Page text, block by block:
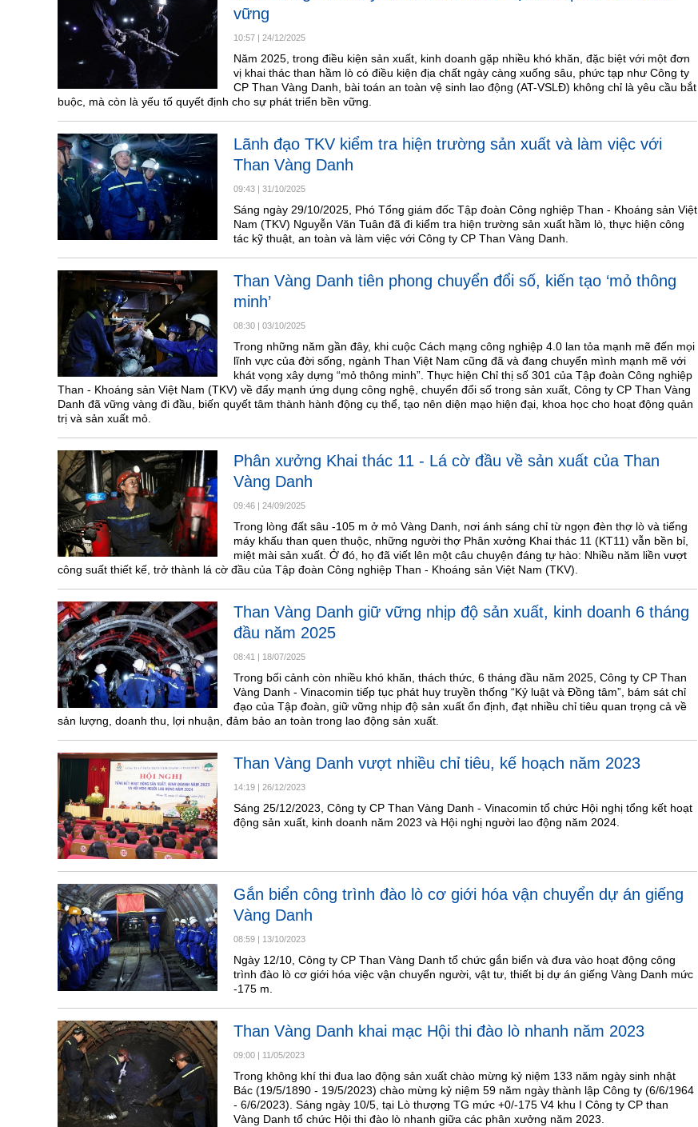
vững
10:57 | 24/12/2025
Năm 2025, trong điều kiện sản xuất, kinh doanh gặp nhiều khó khăn, đặc biệt với một đơn
vị khai thác than hầm lò có điều kiện địa chất ngày càng xuống sâu, phức tạp như Công ty
CP Than Vàng Danh, bài toán an toàn vệ sinh lao động (AT-VSLĐ) không chỉ là yêu cầu bắt
buộc, mà còn là yếu tố quyết định cho sự phát triển bền vững.
Lãnh đạo TKV kiểm tra hiện trường sản xuất và làm việc với
Than Vàng Danh
09:43 | 31/10/2025
Sáng ngày 29/10/2025, Phó Tổng giám đốc Tập đoàn Công nghiệp Than - Khoáng sản Việt
Nam (TKV) Nguyễn Văn Tuân đã đi kiểm tra hiện trường sản xuất hầm lò, thực hiện công
tác kỹ thuật, an toàn và làm việc với Công ty CP Than Vàng Danh.
Than Vàng Danh tiên phong chuyển đổi số, kiến tạo ‘mỏ thông
minh’
08:30 | 03/10/2025
Trong những năm gần đây, khi cuộc Cách mạng công nghiệp 4.0 lan tỏa mạnh mẽ đến mọi
lĩnh vực của đời sống, ngành Than Việt Nam cũng đã và đang chuyển mình mạnh mẽ với
khát vọng xây dựng “mỏ thông minh”. Thực hiện Chỉ thị số 301 của Tập đoàn Công nghiệp
Than - Khoáng sản Việt Nam (TKV) về đẩy mạnh ứng dụng công nghệ, chuyển đổi số trong sản xuất, Công ty CP Than Vàng
Danh đã vững vàng đi đầu, biến quyết tâm thành hành động cụ thể, tạo nên diện mạo hiện đại, khoa học cho hoạt động quản
trị và sản xuất mỏ.
Phân xưởng Khai thác 11 - Lá cờ đầu về sản xuất của Than
Vàng Danh
09:46 | 24/09/2025
Trong lòng đất sâu -105 m ở mỏ Vàng Danh, nơi ánh sáng chỉ từ ngọn đèn thợ lò và tiếng
máy khấu than quen thuộc, những người thợ Phân xưởng Khai thác 11 (KT11) vẫn bền bỉ,
miệt mài sản xuất. Ở đó, họ đã viết lên một câu chuyện đáng tự hào: Nhiều năm liền vượt
công suất thiết kế, trở thành lá cờ đầu của Tập đoàn Công nghiệp Than - Khoáng sản Việt Nam (TKV).
Than Vàng Danh giữ vững nhịp độ sản xuất, kinh doanh 6 tháng
đầu năm 2025
08:41 | 18/07/2025
Trong bối cảnh còn nhiều khó khăn, thách thức, 6 tháng đầu năm 2025, Công ty CP Than
Vàng Danh - Vinacomin tiếp tục phát huy truyền thống “Kỷ luật và Đồng tâm”, bám sát chỉ
đạo của Tập đoàn, giữ vững nhịp độ sản xuất ổn định, đạt nhiều chỉ tiêu quan trọng cả về
sản lượng, doanh thu, lợi nhuận, đảm bảo an toàn trong lao động sản xuất.
Than Vàng Danh vượt nhiều chỉ tiêu, kế hoạch năm 2023
14:19 | 26/12/2023
Sáng 25/12/2023, Công ty CP Than Vàng Danh - Vinacomin tổ chức Hội nghị tổng kết hoạt
động sản xuất, kinh doanh năm 2023 và Hội nghị người lao động năm 2024.
Gắn biển công trình đào lò cơ giới hóa vận chuyển dự án giếng
Vàng Danh
08:59 13/10/2023
Ngày 12/10, Công ty CP Than Vàng Danh tổ chức gắn biển và đưa vào hoạt động công
trình đào lò cơ giới hóa việc vận chuyển người, vật tư, thiết bị dự án giếng Vàng Danh mức
-175 m.
Than Vàng Danh khai mạc Hội thi đào lò nhanh năm 2023
09:00 11/05/2023
Trong không khí thi đua lao động sản xuất chào mừng kỷ niệm 133 năm ngày sinh nhật
Bác (19/5/1890 - 19/5/2023) chào mừng kỷ niệm 59 năm ngày thành lập Công ty (6/6/1964
- 6/6/2023). Sáng ngày 10/5, tại Lò thượng TG mức +0/-175 V4 khu I Công ty CP than
Vàng Danh tổ chức Hội thi đào lò nhanh giữa các phân xưởng năm 2023.